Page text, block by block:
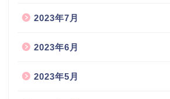
2023年7月
2023年6月
2023年5月